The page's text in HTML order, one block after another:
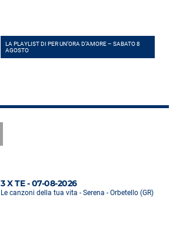
LA PLAYLIST DI PER UN’ORA D’AMORE – SABATO 8
AGOSTO
3 X TE - 07-08-2026
Le canzoni della tua vita - Serena - Orbetello (GR)